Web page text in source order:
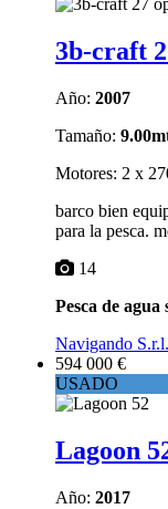
3b-craft
Año: 2007
Tamaño:
Motores: 2 x
barco bien
para la pesca.
14
Pesca de agua
Navigando S.r.l.
594 000 €
USADO
Lagoon
Año: 2017